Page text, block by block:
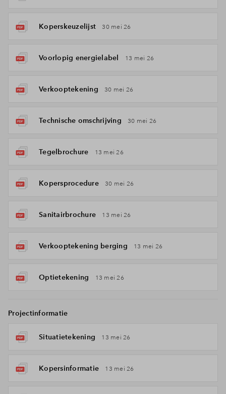
Koperskeuzelijst 30 mei 26
Voorlopig energielabel 13 mei 26
Verkooptekening 30 mei 26
Technische omschrijving 30 mei 26
Tegelbrochure 13 mei 26
Kopersprocedure 30 mei 26
Sanitairbrochure 13 mei 26
Verkooptekening berging 13 mei 26
Optietekening 13 mei 26
Projectinformatie
Situatietekening 13 mei 26
Kopersinformatie 13 mei 26